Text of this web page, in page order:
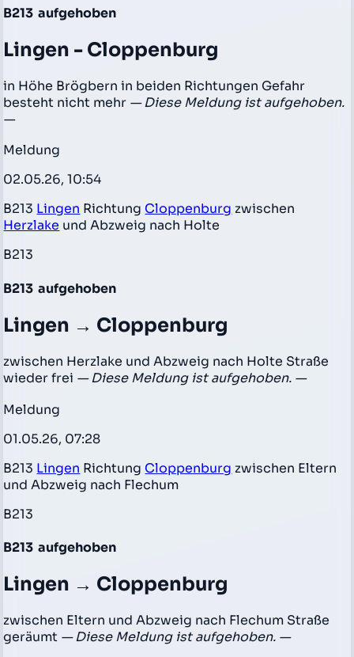
B213 aufgehoben
Lingen - Cloppenburg
in Höhe Brögbern in beiden Richtungen Gefahr
besteht nicht mehr — Diese Meldung ist aufgehoben.
—
Meldung
02.05.26, 10:54
B213 Lingen Richtung Cloppenburg zwischen
Herzlake und Abzweig nach Holte
B213
B213 aufgehoben
Lingen → Cloppenburg
zwischen Herzlake und Abzweig nach Holte Straße
wieder frei — Diese Meldung ist aufgehoben. —
Meldung
01.05.26, 07:28
B213 Lingen Richtung Cloppenburg zwischen Eltern
und Abzweig nach Flechum
B213
B213 aufgehoben
Lingen → Cloppenburg
zwischen Eltern und Abzweig nach Flechum Straße
geräumt — Diese Meldung ist aufgehoben. —